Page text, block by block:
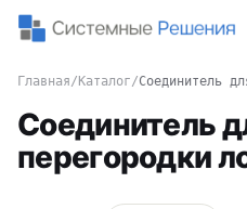
Главная/ Каталог/Соединитель
Соединитель
перегородки